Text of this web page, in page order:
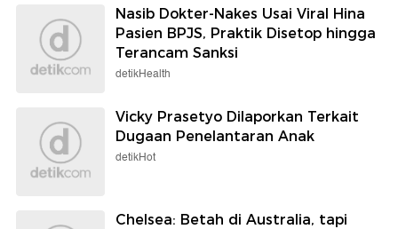
Nasib Dokter-Nakes Usai Viral Hina
Pasien BPJS, Praktik Disetop hingga
Terancam Sanksi
detikHealth
Vicky Prasetyo Dilaporkan Terkait
Dugaan Penelantaran Anak
detikHot
Chelsea: Betah di Australia, tapi